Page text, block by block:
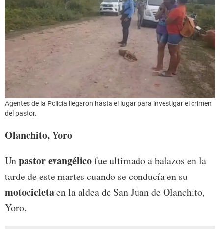
Agentes de la Policía llegaron hasta el lugar para investigar el crimen
del pastor.
Olanchito, Yoro
Unpastor evangélicofue ultimado a balazos en la
tarde de este martes cuando se conducía en su
motocicletaen la aldea de San Juan de Olanchito,
Yoro.